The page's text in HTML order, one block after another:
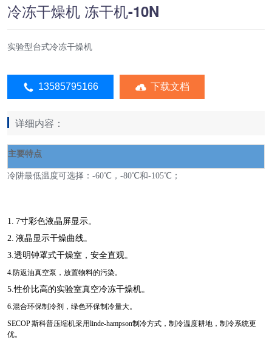
冷冻干燥机 冻干机-10N
实验型台式冷冻干燥机
13585795166 下载文档
详细内容：
主要特点
冷阱最低温度可选择：-60℃，-80℃和-105℃；
1. 7寸彩色液晶屏显示。
2. 液晶显示干燥曲线。
3.透明钟罩式干燥室，安全直观。
4.防返油真空泵，放置物料的污染。
5.性价比高的实验室真空冷冻干燥机。
6.混合环保制冷剂，绿色环保制冷量大。
SECOP 斯科普压缩机采用linde-hampson制冷方式，制冷温度耕地，制冷系统更
优。